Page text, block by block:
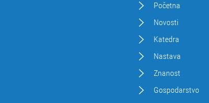
Početna
Novosti
Katedra
Nastava
Znanost
Gospodarstvo